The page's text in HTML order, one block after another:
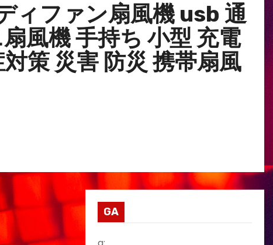
ィファン扇風機 usb 通
風機 手持ち 小型 充電
策 災害 防災 携帯扇風
GA